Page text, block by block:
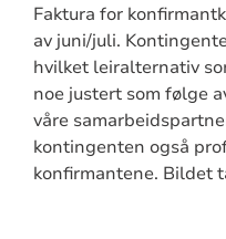
Faktura for
av juni/juli.
hvilket leiralternativ
noe justert som følge
våre
kontingenten også
konfirmantene. Bildet